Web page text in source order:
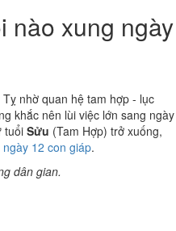
nào xung ngày
nhờ quan hệ tam hợp - lục
khắc nên lùi việc lớn sang ngày
tuổi Sửu (Tam Hợp) trở xuống,
12 con giáp.
dân gian.